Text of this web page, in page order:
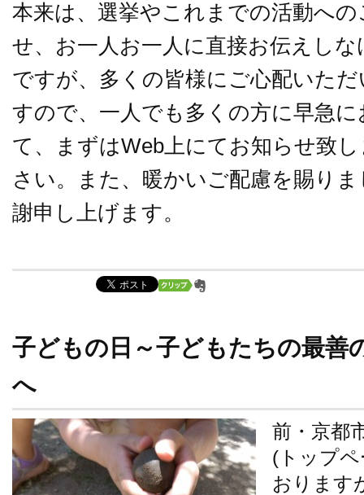
本来は、選挙やこれまでの活動へ
せ、お一人お一人に直接お伝えし
ですが、多くの皆様にご心配いた
すので、一人でも多くの方に早急
て、まずはWeb上にてお知らせ致
さい。また、暖かいご配慮を賜り
謝申し上げます。
子どもの日～子どもたちの最善
へ
前・京都
(トップ
おります